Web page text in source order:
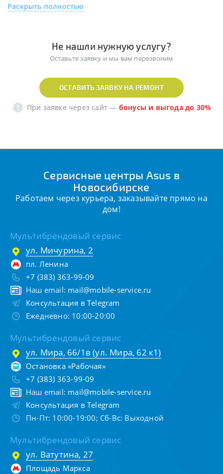
Раскрыть полностью
Не нашли нужную услугу?
Оставьте заявку и мы вам перезвоним
ОСТАВИТЬ ЗАЯВКУ НА РЕМОНТ
При заявке через сайт — бонусы и выгода до 30%
Сервисные центры Asus в
Новосибирске
Работаем через курьера, заказывайте прямо на
дом!
Мультибрендовый сервис
ул. Мичурина, 2
пл. Ленина
+7 (383) 363-99-09
Наш email: mail@mobile-service.ru
Консультация в Telegram
Ежедневно: 10:00-20:00
Мультибрендовый сервис
ул. Мира, 66/1в (ул. Мира, 62 к1)
Остановка «Рабочая»
+7 (383) 363-99-09
Наш email: mail@mobile-service.ru
Консультация в Telegram
Пн-Пт: 10:00-19:00; Сб-Вс: Выходной
Мультибрендовый сервис
ул. Ватутина, 27
Площадь Маркса